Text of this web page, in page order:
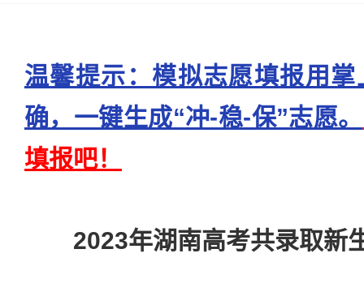
温馨提示：模拟志愿填报用
确，一键生成“冲-稳-保”志愿。
填报吧！
2023年湖南高考共录取新